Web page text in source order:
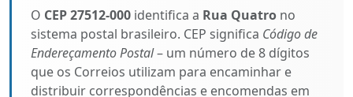
O CEP 27512-000 identifica a Rua Quatro no
sistema postal brasileiro. CEP significa Código de
Endereçamento Postal– um número de 8 dígitos
que os Correios utilizam para encaminhar e
distribuir correspondências e encomendas em